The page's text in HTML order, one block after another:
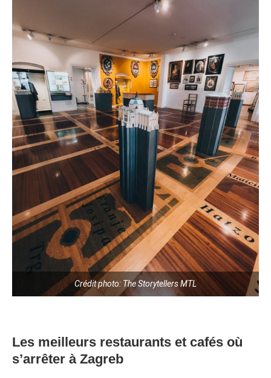
Crédit photo: The Storytellers MTL
Les meilleurs restaurants et cafés où
s’arrêter à Zagreb